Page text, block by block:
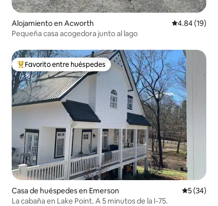
Alojamiento en Acworth Calificación
4.84 (19)
Pequeña casa acogedora junto al lago
Favorito entre huéspedes preferido
Favorito entre huéspedes
Casa de huéspedes en Emerson
5 (34)
La cabaña en Lake Point. A 5 minutos de la I-75.